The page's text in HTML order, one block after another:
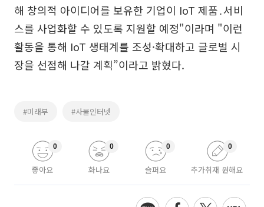
해 창의적 아이디어를 보유한 기업이 IoT 제품․서비
스를 사업화할 수 있도록 지원할 예정"이라며 "이런
활동을 통해 IoT 생태계를 조성·확대하고 글로벌 시
장을 선점해 나갈 계획”이라고 밝혔다.
#미래부 #사물인터넷
좋아요
0
화나요
0
슬퍼요
0
추가취재 원해요
0